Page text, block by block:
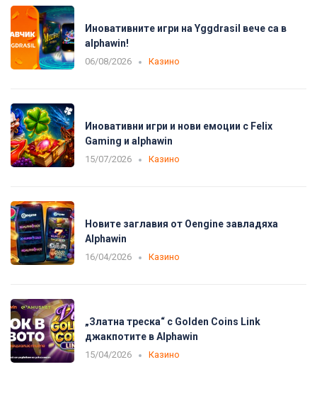
Иновативните игри на Yggdrasil вече са в
alphawin!
06/08/2026 Казино
Иновативни игри и нови емоции с Felix
Gaming и alphawin
15/07/2026 Казино
Новите заглавия от Oengine завладяха
Alphawin
16/04/2026 Казино
„Златна треска“ с Golden Coins Link
джакпотите в Alphawin
15/04/2026 Казино